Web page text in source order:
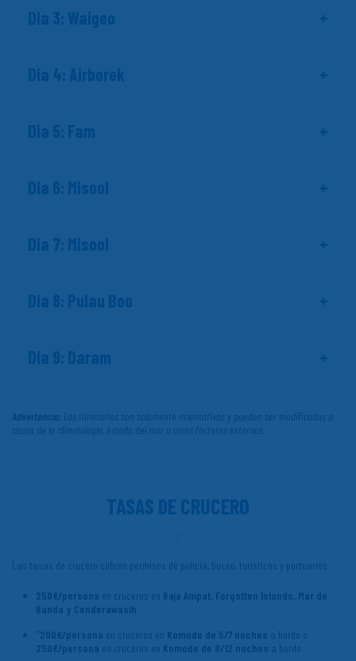
Dia 3: Waigeo
Dia 4: Airborek
Dia 5: Fam
Dia 6: Misool
Dia 7: Misool
Dia 8: Pulau Boo
Dia 9: Daram
Advertencia: Los itinerarios son solamente orientativos y pueden ser modificados a
causa de la climatología, estado del mar u otros factores externos.
TASAS DE CRUCERO
Las tasas de crucero cubren permisos de policía, buceo, turísticos y portuarios:
250€/persona en cruceros en Raja Ampat, Forgotten Islands, Mar de
Banda y Cenderawasih
"200€/persona en cruceros en Komodo de 5/7 noches a bordo o
250€/persona en cruceros en Komodo de 8/12 noches a bordo.